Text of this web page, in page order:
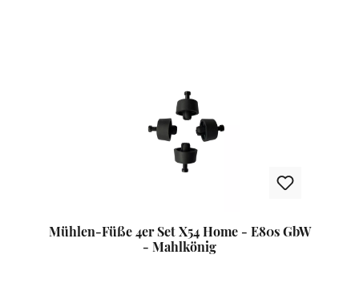
Mühlen-Füße 4er Set X54 Home - E80s GbW
- Mahlkönig